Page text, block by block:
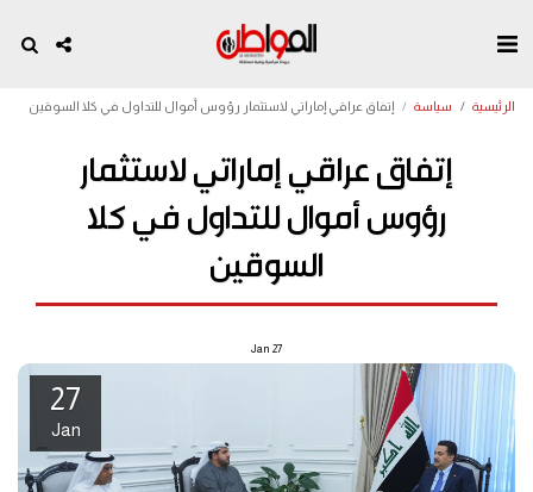
الرئيسية سياسة إتفاق عراقي إماراتي لاستثمار رؤوس أموال للتداول في كلا السوقين
إتفاق عراقي إماراتي لاستثمار
رؤوس أموال للتداول في كلا
السوقين
27
Jan
27
Jan